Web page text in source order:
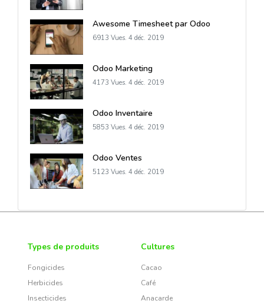
Awesome Timesheet par Odoo
6913 Vues. 4 déc. 2019
Odoo Marketing
4173 Vues. 4 déc. 2019
Odoo Inventaire
5853 Vues. 4 déc. 2019
Odoo Ventes
5123 Vues. 4 déc. 2019
Types de produits
Fongicides
Herbicides
Insecticides
Cultures
Cacao
Café
Anacarde